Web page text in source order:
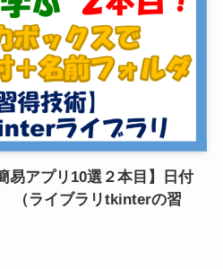
易アプリ10選２本目】日付
（ライブラリtkinterの習